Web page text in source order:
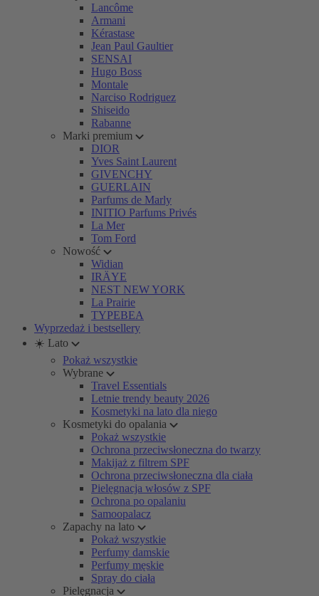
Lancôme
Armani
Kérastase
Jean Paul Gaultier
SENSAI
Hugo Boss
Montale
Narciso Rodriguez
Shiseido
Rabanne
Marki premium
DIOR
Yves Saint Laurent
GIVENCHY
GUERLAIN
Parfums de Marly
INITIO Parfums Privés
La Mer
Tom Ford
Nowość
Widian
IRÄYE
NEST NEW YORK
La Prairie
TYPEBEA
Wyprzedaż i bestsellery
☀️ Lato
Pokaż wszystkie
Wybrane
Travel Essentials
Letnie trendy beauty 2026
Kosmetyki na lato dla niego
Kosmetyki do opalania
Pokaż wszystkie
Ochrona przeciwsłoneczna do twarzy
Makijaż z filtrem SPF
Ochrona przeciwsłoneczna dla ciała
Pielęgnacja włosów z SPF
Ochrona po opalaniu
Samoopalacz
Zapachy na lato
Pokaż wszystkie
Perfumy damskie
Perfumy męskie
Spray do ciała
Pielęgnacja